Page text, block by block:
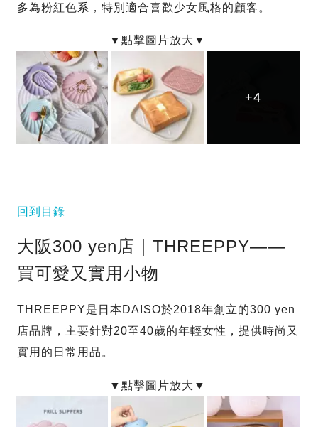
多為粉紅色系，特別適合喜歡少女風格的顧客。
+4
+4
+4
回到目錄
大阪300 yen店｜THREEPPY——
買可愛又實用小物
THREEPPY是日本DAISO於2018年創立的300 yen
店品牌，主要針對20至40歲的年輕女性，提供時尚又
實用的日常用品。